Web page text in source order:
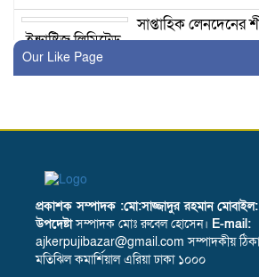
সাপ্তাহিক লেনদেনের
ইন্ডাষ্ট্রিজ লিমিটেড
৬০ কোটি টাকার
Our Like Page
প্রকাশক সম্পাদক :মো:সাজ্জাদুর রহমান মোবাইল:
উপদেষ্টাসম্পাদক মোঃ রুবেল হোসেন। E-mail:
ajkerpujibazar@gmail.com সম্পাদকীয়
মতিঝিল কমার্শিয়াল এরিয়া ঢাকা ১০০০